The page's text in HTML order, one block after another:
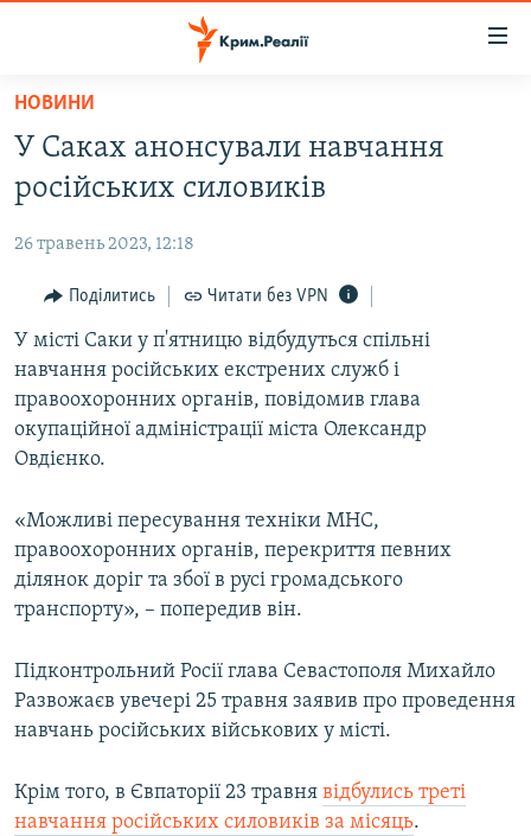
Перейти
основного
матеріалу
Перейти
до
навігації
Перейти
до
пошуку
ВІДЕО ТА ФОТО
ПОЛІТИКА
БЛОГИ
ПОГЛЯД
ІНТЕРВ'Ю
ВСЕ ЗА ДЕНЬ
СПЕЦПРОЕКТИ
ДЕПОРТАЦІЯ
ВІДЕОУРОКИ «ELIFBE»
СВІДЧЕННЯ ОКУПАЦІЇ
ІНФОГРАФІКА
ЯК ОБІЙТИ БЛОКУВАННЯ
Русский
Qırımtatar
ДОЛУЧАЙСЯ!
Усі сайти RFE/RL
НОВИНИ
У Саках анонсували навчання
російських силовиків
26 травень 2023, 12:18
Поділитись Читати без VPN
У місті Саки у п'ятницю відбудуться спільні
навчання російських екстрених служб і
правоохоронних органів, повідомив глава
окупаційної адміністрації міста Олександр
Овдієнко.
«Можливі пересування техніки МНС,
правоохоронних органів, перекриття певних
ділянок доріг та збої в русі громадського
транспорту», – попередив він.
Підконтрольний Росії глава Севастополя Михайло
Развожаєв увечері 25 травня заявив про проведення
навчань російських військових у місті.
Крім того, в Євпаторії 23 травня відбулись треті
навчання російських силовиків за місяць.